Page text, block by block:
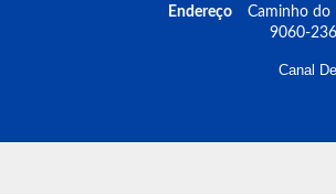
Endereço
Caminho do
9060-
Canal